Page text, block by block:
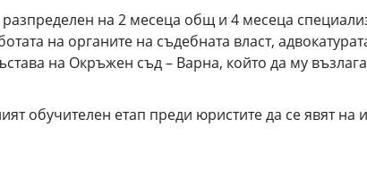
на 2 месеца общ и 4 месеца
на органите на съдебната власт,
на Окръжен съд – Варна, който да му
обучителен етап преди юристите да се явят